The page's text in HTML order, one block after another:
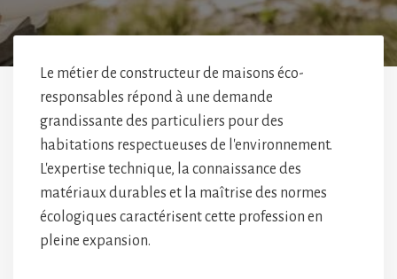
Le métier de constructeur de maisons éco-
responsables répond à une demande
grandissante des particuliers pour des
habitations respectueuses de l'environnement.
L'expertise technique, la connaissance des
matériaux durables et la maîtrise des normes
écologiques caractérisent cette profession en
pleine expansion.